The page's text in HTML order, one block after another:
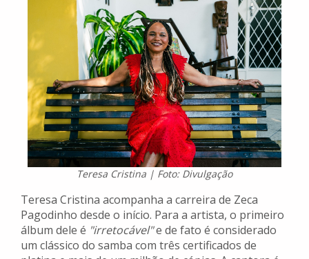
Teresa Cristina | Foto: Divulgação
Teresa Cristina acompanha a carreira de Zeca
Pagodinho desde o início. Para a artista, o primeiro
álbum dele é "irretocável"e de fato é considerado
um clássico do samba com três certificados de